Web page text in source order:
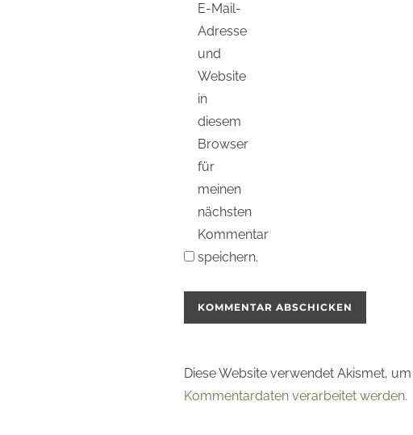
E-Mail-
Adresse
und
Website
in
diesem
Browser
für
meinen
nächsten
Kommentar
speichern.
Diese Website verwendet Akismet,
Kommentardaten verarbeitet werden.